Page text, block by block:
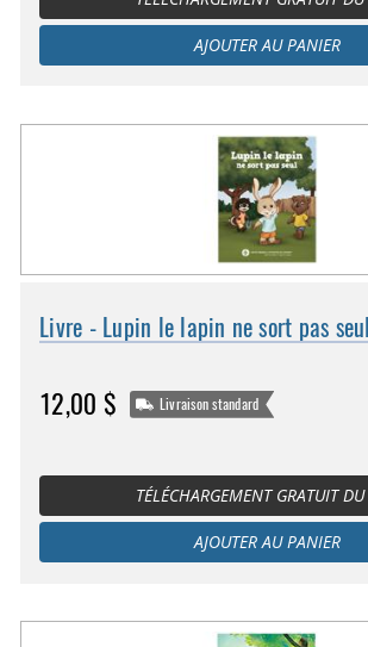
AJOUTER AU PANIER
Livre - Lupin le lapin ne sort pas seul
12,00 $ Livraison standard
TÉLÉCHARGEMENT GRATUIT
AJOUTER AU PANIER